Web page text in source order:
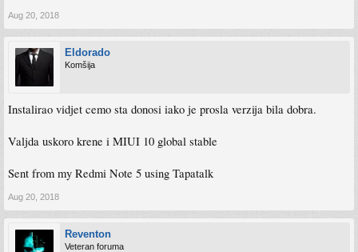
Aug 20, 2018
Eldorado
Komšija
Instalirao vidjet cemo sta donosi iako je prosla verzija bila dobra.
Valjda uskoro krene i MIUI 10 global stable
Sent from my Redmi Note 5 using Tapatalk
Aug 20, 2018
Reventon
Veteran foruma